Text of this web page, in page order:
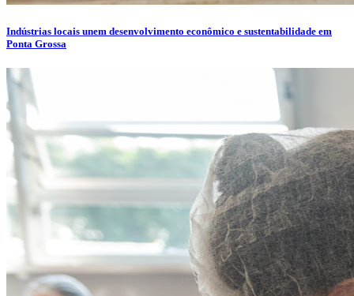
Indústrias locais unem desenvolvimento econômico e sustentabilidade em
Ponta Grossa